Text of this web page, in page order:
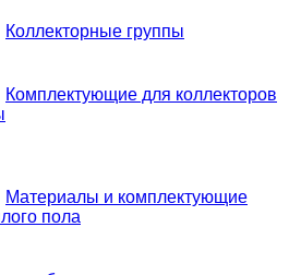
Коллекторные группы
Комплектующие для коллекторов
Материалы и комплектующие
пола